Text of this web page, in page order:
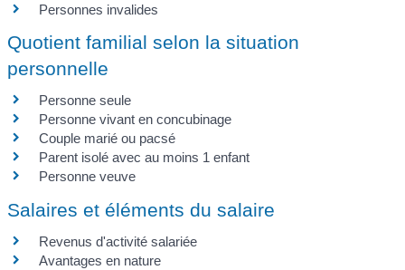
Personnes invalides
Quotient familial selon la situation
personnelle
Personne seule
Personne vivant en concubinage
Couple marié ou pacsé
Parent isolé avec au moins 1 enfant
Personne veuve
Salaires et éléments du salaire
Revenus d'activité salariée
Avantages en nature